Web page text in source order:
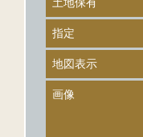
指定
地図表示
画像